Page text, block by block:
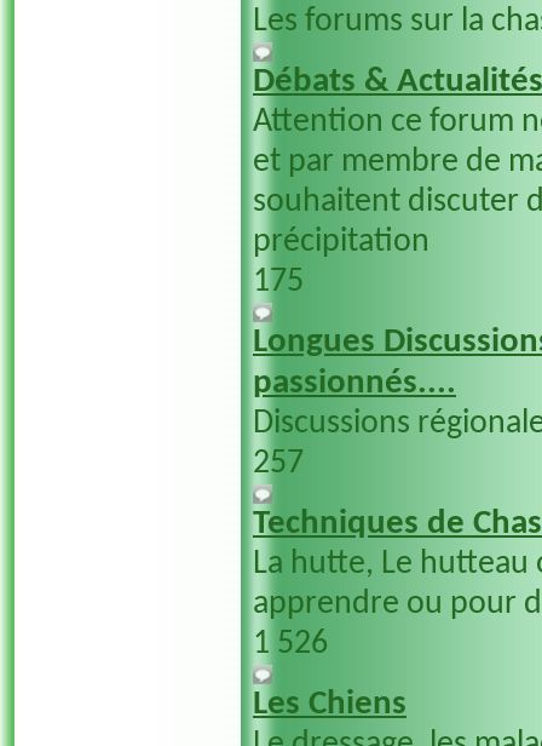
Les forums sur la
Débats & Actualités
Attention ce forum
et par membre de
souhaitent discuter
précipitation
175
Longues
passionnés....
Discussions
257
Techniques de
La hutte, Le hutteau
apprendre ou pour
1 526
Les Chiens